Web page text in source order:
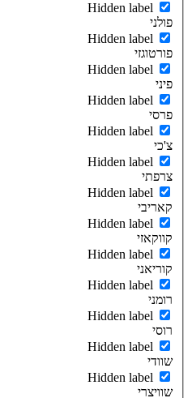
Hidden label
פולני
Hidden label
פורטוגזי
Hidden label
פיני
Hidden label
פרסי
Hidden label
צ'כי
Hidden label
צרפתי
Hidden label
קאריבי
Hidden label
קווקאזי
Hidden label
קוריאני
Hidden label
רומני
Hidden label
רוסי
Hidden label
שוודי
Hidden label
שוויצרי